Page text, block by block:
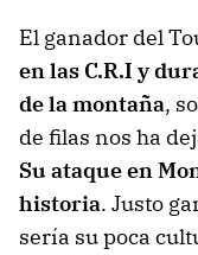
El ganador del
en las C.R.I y
de la montaña,
de filas nos ha
Su ataque en
historia. Justo
sería su poca